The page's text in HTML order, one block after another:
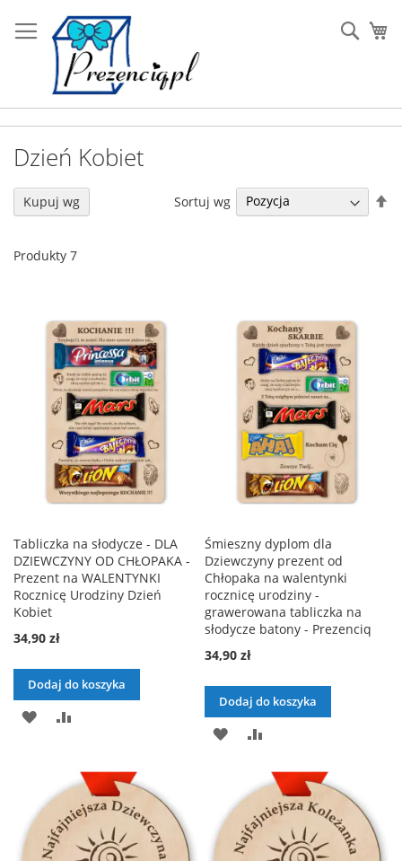
do
treści
Dzień Kobiet
Produkty 7
Sortuj wg
Tabliczka na słodycze - DLA
DZIEWCZYNY OD CHŁOPAKA -
Prezent na WALENTYNKI
Rocznicę Urodziny Dzień
Kobiet
34,90 zł
Dodaj do koszyka
DODAJ
ŻYCZEŃ
Śmieszny dyplom dla
Dziewczyny prezent od
Chłopaka na walentynki
rocznicę urodziny -
grawerowana tabliczka na
słodycze batony - Prezenciq
34,90 zł
Dodaj do koszyka
DODAJ
LISTY
ŻYCZEŃ
Kupuj wg